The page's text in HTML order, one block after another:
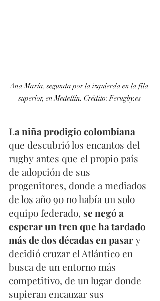
Ana María, segunda por la izquierda en la fila
superior, en Medellín. Crédito: Ferugby.es
La niña prodigio colombiana
que descubrió los encantos del
rugby antes que el propio país
de adopción de sus
progenitores, donde a mediados
de los año 90 no había un solo
equipo federado, se negó a
esperar un tren que ha tardado
más de dos décadas en pasar y
decidió cruzar el Atlántico en
busca de un entorno más
competitivo, de un lugar donde
supieran encauzar sus